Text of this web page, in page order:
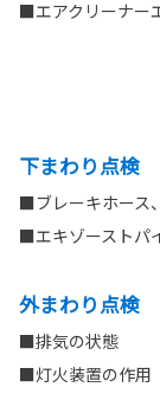
■エアクリーナー
下まわり点検
■ブレーキホース
■エキゾーストパ
外まわり点検
■排気の状態
■灯火装置の作用